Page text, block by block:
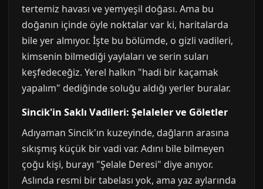
tertemiz havası ve yemyeşil doğası. Ama bu
doğanın içinde öyle noktalar var ki, haritalarda
bile yer almıyor. İşte bu bölümde, o gizli vadileri,
kimsenin bilmediği yaylaları ve serin suları
keşfedeceğiz. Yerel halkın "hadi bir kaçamak
yapalım" dediğinde soluğu aldığı yerler buralar.
Sincik'in Saklı Vadileri: Şelaleler ve Göletler
Adıyaman Sincik'ın kuzeyinde, dağların arasına
sıkışmış küçük bir vadi var. Adını bile bilmeyen
çoğu kişi, burayı "Şelale Deresi" diye anıyor.
Aslında resmi bir tabelası yok, ama yaz aylarında